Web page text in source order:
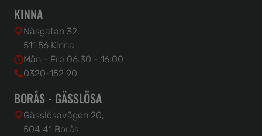
KINNA
Näsgatan 32,
511 56 Kinna
Mån - Fre 06.30 - 16.00
0320-152 90
BORÅS - GÄSSLÖSA
Gässlösavägen 20,
504 41 Borås